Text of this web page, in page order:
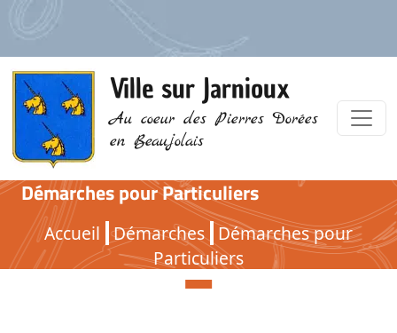
Ville sur Jarnioux
Au coeur des Pierres Dorées
en Beaujolais
Démarches pour Particuliers
Accueil Démarches Démarches pour
Particuliers
Démarches pour Particuliers